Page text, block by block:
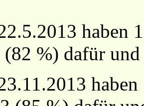
haben
%) dafür